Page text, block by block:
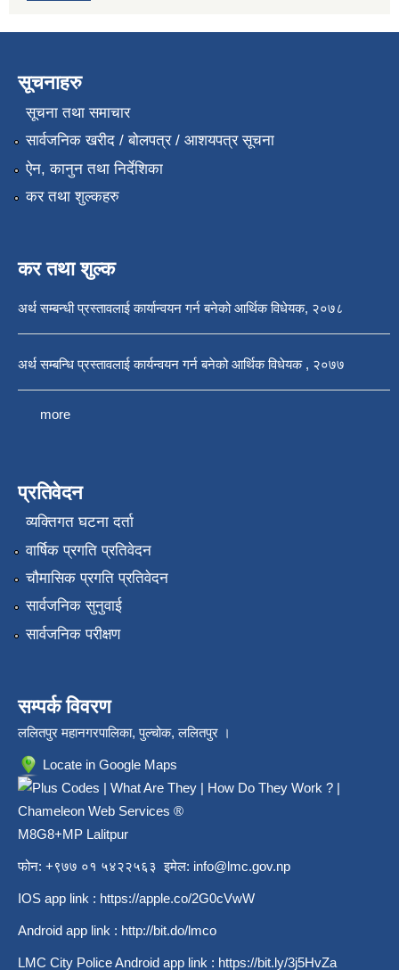
सूचनाहरु
सूचना तथा समाचार
सार्वजनिक खरीद / बोलपत्र / आशयपत्र सूचना
ऐन, कानुन तथा निर्देशिका
कर तथा शुल्कहरु
कर तथा शुल्क
अर्थ सम्बन्धी प्रस्तावलाई कार्यान्वयन गर्न बनेको आर्थिक विधेयक, २०७८
अर्थ सम्बन्धि प्रस्तावलाई कार्यन्वयन गर्न बनेको आर्थिक विधेयक , २०७७
more
प्रतिवेदन
व्यक्तिगत घटना दर्ता
वार्षिक प्रगति प्रतिवेदन
चौमासिक प्रगति प्रतिवेदन
सार्वजनिक सुनुवाई
सार्वजनिक परीक्षण
सम्पर्क विवरण
ललितपुर महानगरपालिका, पुल्चोक, ललितपुर ।
Locate in Google Maps
M8G8+MP Lalitpur
फोन: +९७७ ०१ ५४२२५६३ इमेल: info@lmc.gov.np
IOS app link : https://apple.co/2G0cVwW
Android app link : http://bit.do/lmco
LMC City Police Android app link : https://bit.ly/3j5HvZa